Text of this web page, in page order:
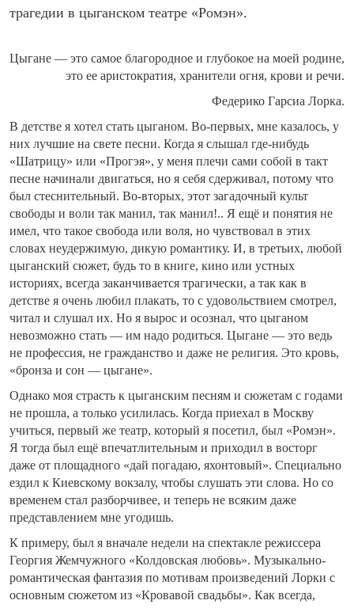
трагедии в цыганском театре «Ромэн».
Цыгане — это самое благородное и глубокое на моей родине,
это ее аристократия, хранители огня, крови и речи.
Федерико Гарсиа Лорка.
В детстве я хотел стать цыганом. Во-первых, мне казалось, у
них лучшие на свете песни. Когда я слышал где-нибудь
«Шатрицу» или «Прогэя», у меня плечи сами собой в такт
песне начинали двигаться, но я себя сдерживал, потому что
был стеснительный. Во-вторых, этот загадочный культ
свободы и воли так манил, так манил!.. Я ещё и понятия не
имел, что такое свобода или воля, но чувствовал в этих
словах неудержимую, дикую романтику. И, в третьих, любой
цыганский сюжет, будь то в книге, кино или устных
историях, всегда заканчивается трагически, а так как в
детстве я очень любил плакать, то с удовольствием смотрел,
читал и слушал их. Но я вырос и осознал, что цыганом
невозможно стать — им надо родиться. Цыгане — это ведь
не профессия, не гражданство и даже не религия. Это кровь,
«бронза и сон — цыгане».
Однако моя страсть к цыганским песням и сюжетам с годами
не прошла, а только усилилась. Когда приехал в Москву
учиться, первый же театр, который я посетил, был «Ромэн».
Я тогда был ещё впечатлительным и приходил в восторг
даже от площадного «дай погадаю, яхонтовый». Специально
ездил к Киевскому вокзалу, чтобы слушать эти слова. Но со
временем стал разборчивее, и теперь не всяким даже
представлением мне угодишь.
К примеру, был я вначале недели на спектакле режиссера
Георгия Жемчужного «Колдовская любовь». Музыкально-
романтическая фантазия по мотивам произведений Лорки с
основным сюжетом из «Кровавой свадьбы». Как всегда,